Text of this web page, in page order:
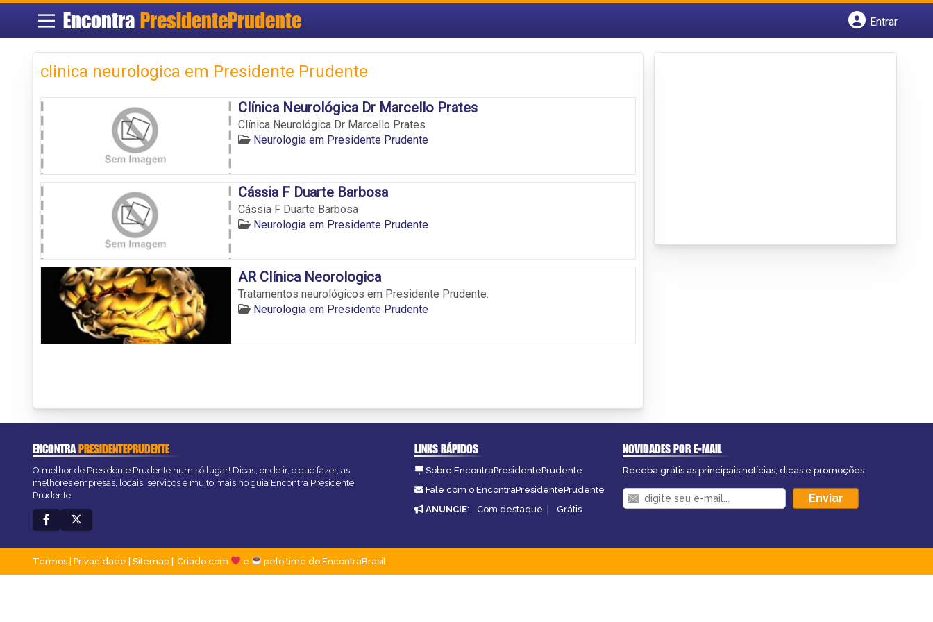
Encontra PresidentePrudente
Entrar
clinica neurologica em Presidente Prudente
Clínica Neurológica Dr Marcello Prates
Clínica Neurológica Dr Marcello Prates
Neurologia em Presidente Prudente
Cássia F Duarte Barbosa
Cássia F Duarte Barbosa
Neurologia em Presidente Prudente
AR Clínica Neorologica
Tratamentos neurológicos em Presidente Prudente.
Neurologia em Presidente Prudente
ENCONTRAPRESIDENTEPRUDENTE
O melhor de Presidente Prudente num só lugar! Dicas, onde ir, o que fazer, as
melhores empresas, locais, serviços e muito mais no guia Encontra Presidente
Prudente.
LINKS RÁPIDOS
Sobre EncontraPresidentePrudente
Fale com o EncontraPresidentePrudente
ANUNCIE: Com destaque | Grátis
NOVIDADES POR E-MAIL
Receba grátis as principais notícias, dicas e promoções
Termos | Privacidade | Sitemap Criado com e pelo time do EncontraBrasil